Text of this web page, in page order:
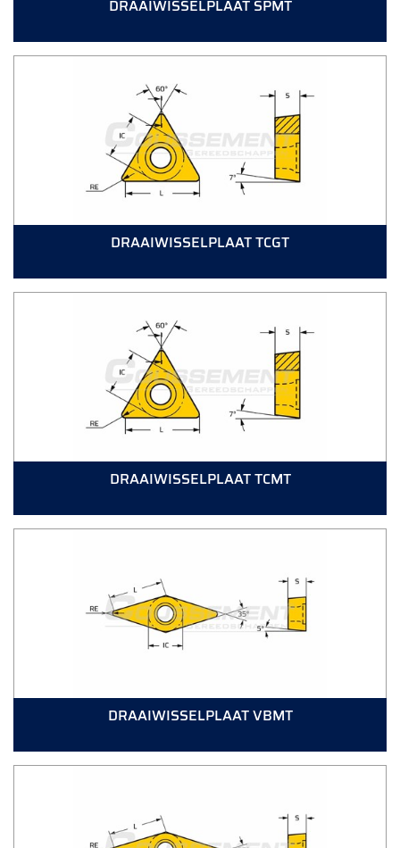
DRAAIWISSELPLAAT SPMT
DRAAIWISSELPLAAT TCGT
DRAAIWISSELPLAAT TCMT
DRAAIWISSELPLAAT VBMT